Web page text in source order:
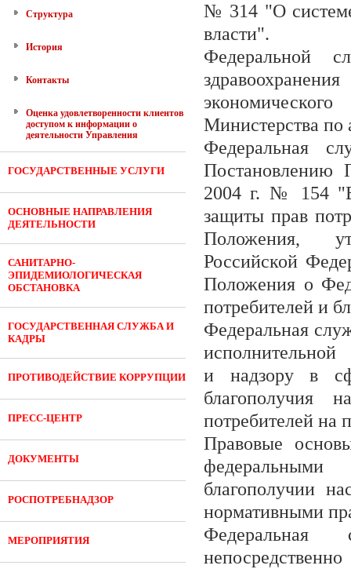
Структура
История
Контакты
Оценка удовлетворенности клиентов
доступом к информации о
деятельности Управления
ГОСУДАРСТВЕННЫЕ УСЛУГИ
ОСНОВНЫЕ НАПРАВЛЕНИЯ
ДЕЯТЕЛЬНОСТИ
САНИТАРНО-
ЭПИДЕМИОЛОГИЧЕСКАЯ
ОБСТАНОВКА
ГОСУДАРСТВЕННАЯ СЛУЖБА И
КАДРЫ
ПРОТИВОДЕЙСТВИЕ КОРРУПЦИИ
ПРЕСС-ЦЕНТР
ДОКУМЕНТЫ
РОСПОТРЕБНАДЗОР
МЕРОПРИЯТИЯ
№ 314 "О системе
власти".
Федеральной
Министерства по
Федеральная
Постановлению
2004 г. № 154
защиты прав
Положения,
Российской
Положения о
потребителей и
Федеральная
и надзору в
благополучия
потребителей на
Правовые
федеральными
благополучии
нормативными
Федеральная